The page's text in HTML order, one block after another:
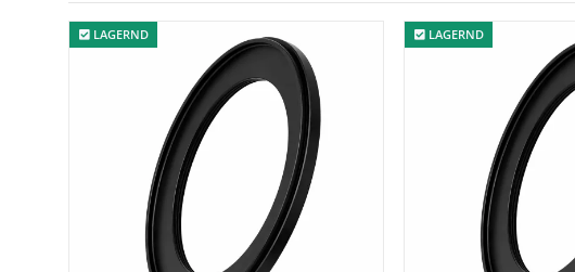
LAGERND
LAGERND LAGERND
LAGERND